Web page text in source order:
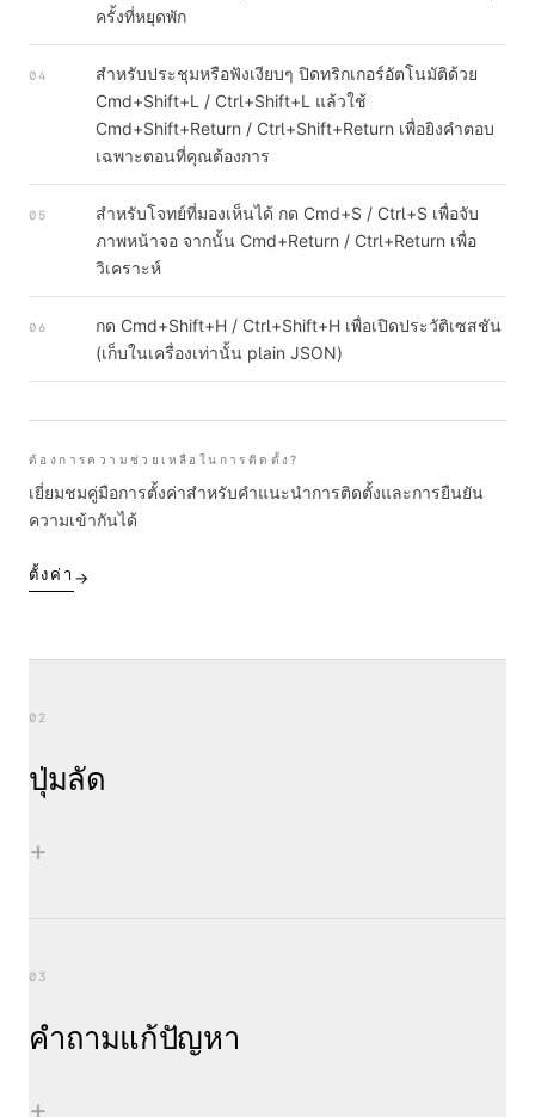
ครั้งที่หยุดพัก
04
สำหรับประชุมหรือฟังเงียบๆ ปิดทริกเกอร์อัตโนมัติด้วย
Cmd+Shift+L / Ctrl+Shift+L แล้วใช้
Cmd+Shift+Return / Ctrl+Shift+Return เพื่อยิงคำตอบ
เฉพาะตอนที่คุณต้องการ
05
สำหรับโจทย์ที่มองเห็นได้ กด Cmd+S / Ctrl+S เพื่อจับ
ภาพหน้าจอ จากนั้น Cmd+Return / Ctrl+Return เพื่อ
วิเคราะห์
06
กด Cmd+Shift+H / Ctrl+Shift+H เพื่อเปิดประวัติเซสชัน
(เก็บในเครื่องเท่านั้น plain JSON)
ต้องการความช่วยเหลือในการติดตั้ง?
เยี่ยมชมคู่มือการตั้งค่าสำหรับคำแนะนำการติดตั้งและการยืนยัน
ความเข้ากันได้
ตั้งค่า →
02
ปุ่มลัด
+
03
คำถามแก้ปัญหา
+